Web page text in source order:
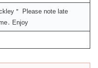
＂ Please note late
Enjoy